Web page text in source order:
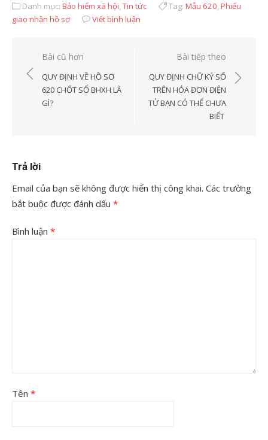
Danh mục: Bảo hiểm xã hội,Tin tức Tag: Mẫu 620,Phiếu
giao nhận hồ sơ
Viết bình luận
Điều
hướng
viết
Bài cũ hơn
QUY ĐỊNH VỀ HỒ SƠ
620 CHỐT SỔ BHXH LÀ
GÌ?
Bài tiếp theo
QUY ĐỊNH CHỮ KÝ SỐ
TRÊN HÓA ĐƠN ĐIỆN
TỬ BẠN CÓ THỂ CHƯA
BIẾT
Trả lời
Email của bạn sẽ không được hiển thị công khai. Các trường
bắt buộc được đánh dấu *
Bình luận *
Tên *